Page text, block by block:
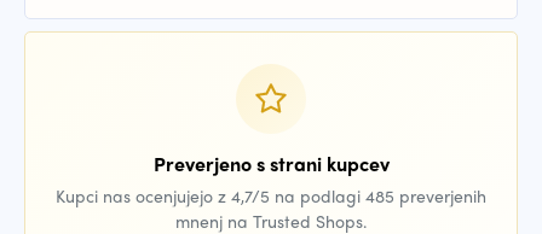
Preverjeno s strani kupcev
Kupci nas ocenjujejo z 4,7/5 na podlagi 485 preverjenih
mnenj na Trusted Shops.